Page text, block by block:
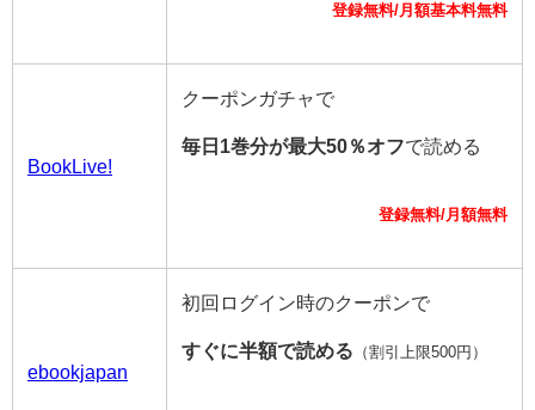
登録無料/月額基本料無料
BookLive!
クーポンガチャで
毎日1巻分が最大50％オフで読める
登録無料/月額無料
ebookjapan
初回ログイン時のクーポンで
すぐに半額で読める （割引上限500円）